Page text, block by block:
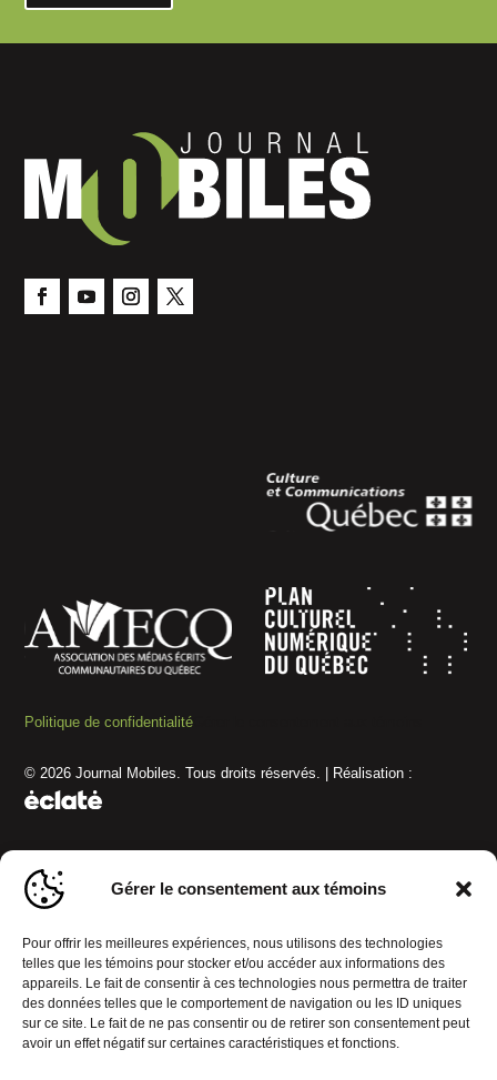
Gérer le consentement aux témoins
Pour offrir les meilleures expériences, nous utilisons des technologies
telles que les témoins pour stocker et/ou accéder aux informations des
appareils. Le fait de consentir à ces technologies nous permettra de traiter
des données telles que le comportement de navigation ou les ID uniques
sur ce site. Le fait de ne pas consentir ou de retirer son consentement peut
avoir un effet négatif sur certaines caractéristiques et fonctions.
Politique de confidentialité
© 2026 Journal Mobiles. Tous droits réservés. | Réalisation :